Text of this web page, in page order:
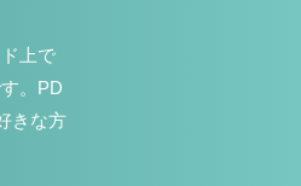
上で
。PD
きな方